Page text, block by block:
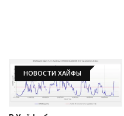
НОВОСТИ ХАЙФЫ